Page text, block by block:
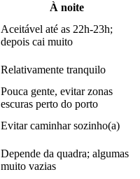
À noite
Aceitável até as 22h-23h;
depois cai muito
Relativamente tranquilo
Pouca gente, evitar zonas
escuras perto do porto
Evitar caminhar sozinho(a)
Depende da quadra; algumas
muito vazias